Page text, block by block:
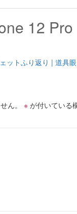
12
ットふり返り | 道具
ん。
※ が付いている